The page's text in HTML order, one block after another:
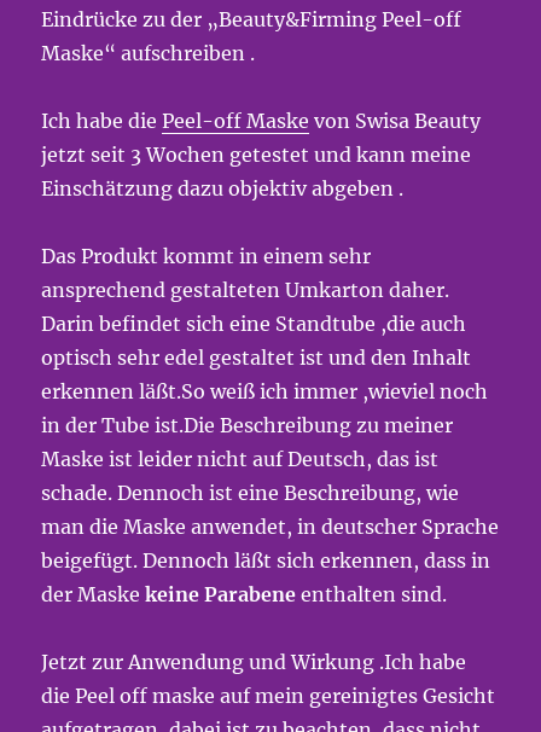
Eindrücke zu der „Beauty&Firming Peel-off
Maske“ aufschreiben .
Ich habe diePeel-off Maske von Swisa Beauty
jetzt seit 3 Wochen getestet und kann meine
Einschätzung dazu objektiv abgeben .
Das Produkt kommt in einem sehr
ansprechend gestalteten Umkarton daher.
Darin befindet sich eine Standtube ,die auch
optisch sehr edel gestaltet ist und den Inhalt
erkennen läßt.So weiß ich immer ,wieviel noch
in der Tube ist.Die Beschreibung zu meiner
Maske ist leider nicht auf Deutsch, das ist
schade. Dennoch ist eine Beschreibung, wie
man die Maske anwendet, in deutscher Sprache
beigefügt. Dennoch läßt sich erkennen, dass in
der Maskekeine Parabene enthalten sind.
Jetzt zur Anwendung und Wirkung .Ich habe
die Peel off maske auf mein gereinigtes Gesicht